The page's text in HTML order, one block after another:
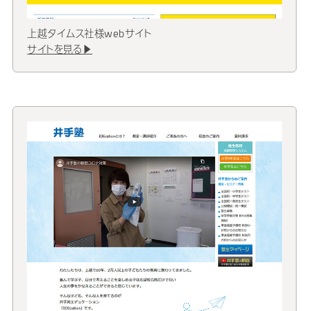
上越タイムス社様webサイト
サイトを見る▶